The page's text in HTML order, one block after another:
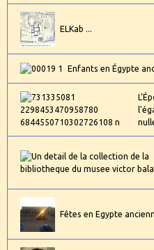
ELKab ...
Enfants en Égypte
Fêtes en Egypte